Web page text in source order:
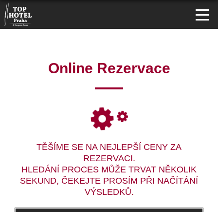
Online Rezervace
TĚŠÍME SE NA NEJLEPŠÍ CENY ZA
REZERVACI.
HLEDÁNÍ PROCES MŮŽE TRVAT NĚKOLIK
SEKUND, ČEKEJTE PROSÍM PŘI NAČÍTÁNÍ
VÝSLEDKŮ.